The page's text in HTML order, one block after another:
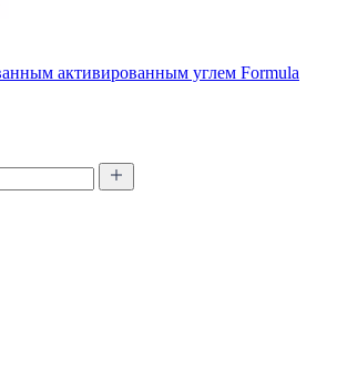
активированным углем Formula